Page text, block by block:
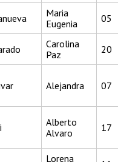
Maria
Eugenia
05
Carolina
Paz
20
Alejandra 07
Alberto
Alvaro
17
Lorena